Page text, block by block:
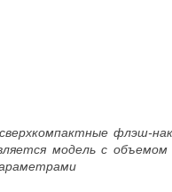
флэш-
модель с